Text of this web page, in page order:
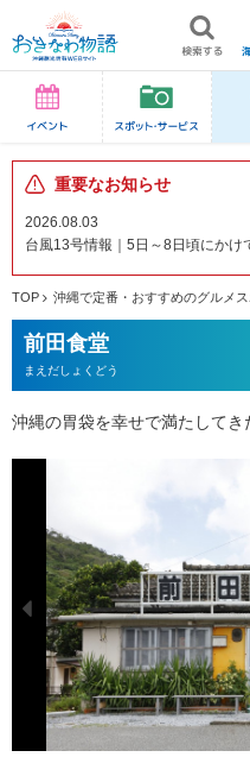
重要なお知らせ
2026.08.03
台風13号情報｜5日～8日頃にかけ
TOP 沖縄で定番・おすすめのグルメス
前田食堂
まえだしょくどう
沖縄の胃袋を幸せで満たしてき